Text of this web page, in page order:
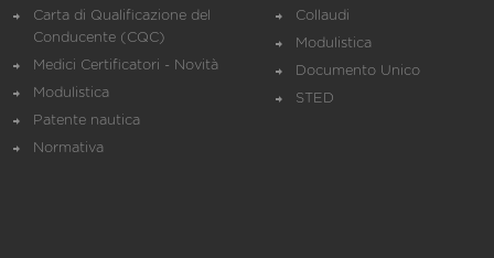
Carta di Qualificazione del
Conducente (CQC)
Medici Certificatori - Novità
Modulistica
Patente nautica
Normativa
Collaudi
Modulistica
Documento Unico
STED